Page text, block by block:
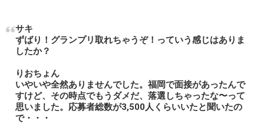
サキ
ずばり！グランプリ取れちゃうぞ！っていう感じはありま
したか？
りおちょん
いやいや全然ありませんでした。福岡で面接があったんで
すけど、その時点でもうダメだ、落選しちゃったな〜って
思いました。応募者総数が3,500人くらいいたと聞いたの
で・・・